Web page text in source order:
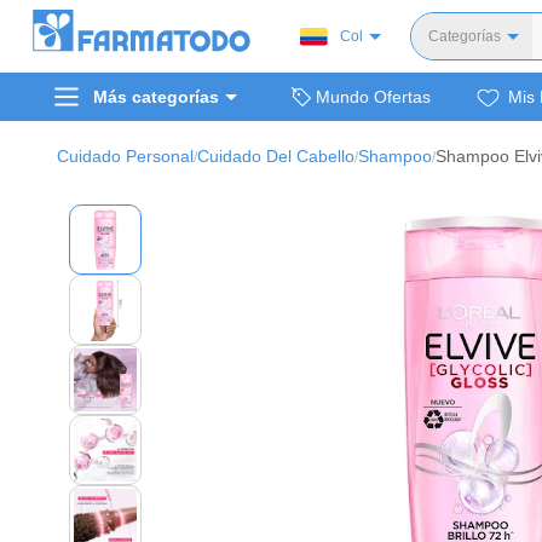
Col
Categorías
Cuidado
Cuidado
Alimentos y
Hogar,
Bienestar y
Más categorías Mundo Ofertas Mis
Cuidado Personal/Cuidado Del Cabello/Shampoo/Shampoo